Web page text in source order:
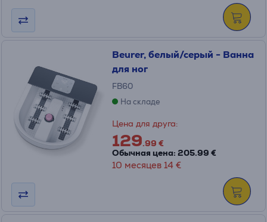
Beurer, белый/серый - Ванна
для ног
FB60
На складе
Цена для друга:
129.99 €
Обычная цена: 205.99 €
10 месяцев 14 €